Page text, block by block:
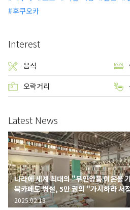
후쿠오카
Interest
음식
오락거리
Latest News
나라에 세계 최대의 "무인양품 이온몰
북카페도 병설, 5만 권의 "가시하라 서
2025.02.13